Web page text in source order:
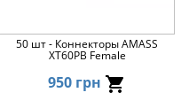
50 шт - Коннекторы AMASS
XT60PB Female
950 грн